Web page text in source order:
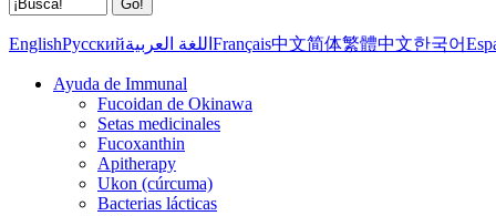
EnglishРусскийاللغة العربية Français中文简体繁體中文한국어
Ayuda de Immunal
Fucoidan de Okinawa
Setas medicinales
Fucoxanthin
Apitherapy
Ukon (cúrcuma)
Bacterias lácticas